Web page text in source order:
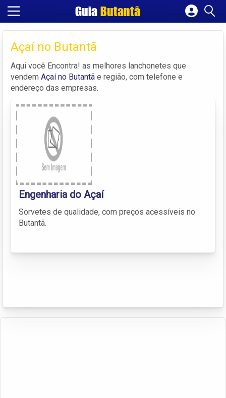
GuiaButantã
Cadastrar empresa
Açaí no Butantã
Aqui você Encontra! as melhores lanchonetes que
vendem Açaí no Butantã e região, com telefone e
endereço das empresas.
Engenharia do Açaí
Sorvetes de qualidade, com preços acessíveis no
Butantã.